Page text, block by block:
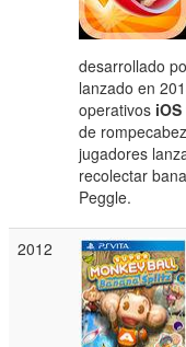
desarrollado
lanzado en
operativos iOS
de
jugadores
recolectar
Peggle.
2012